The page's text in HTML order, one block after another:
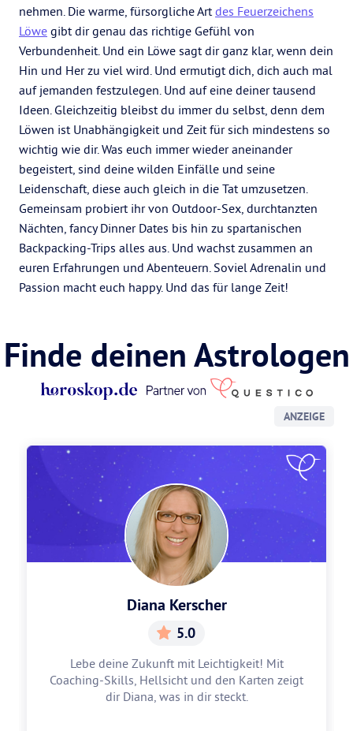
nehmen. Die warme, fürsorgliche Artdes Feuerzeichens
Löwe gibt dir genau das richtige Gefühl von
Verbundenheit. Und ein Löwe sagt dir ganz klar, wenn dein
Hin und Her zu viel wird. Und ermutigt dich, dich auch mal
auf jemanden festzulegen. Und auf eine deiner tausend
Ideen. Gleichzeitig bleibst du immer du selbst, denn dem
Löwen ist Unabhängigkeit und Zeit für sich mindestens so
wichtig wie dir. Was euch immer wieder aneinander
begeistert, sind deine wilden Einfälle und seine
Leidenschaft, diese auch gleich in die Tat umzusetzen.
Gemeinsam probiert ihr von Outdoor-Sex, durchtanzten
Nächten, fancy Dinner Dates bis hin zu spartanischen
Backpacking-Trips alles aus. Und wachst zusammen an
euren Erfahrungen und Abenteuern. Soviel Adrenalin und
Passion macht euch happy. Und das für lange Zeit!
Finde deinen Astrologen
ANZEIGE
Diana Kerscher
5.0
Lebe deine Zukunft mit Leichtigkeit! Mit
Coaching-Skills, Hellsicht und den Karten zeigt
dir Diana, was in dir steckt.